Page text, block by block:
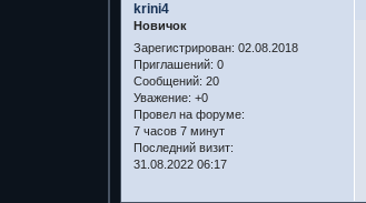
krini4
Новичок
Зарегистрирован: 02.08.2018
Приглашений: 0
Сообщений: 20
Уважение: +0
Провел на форуме:
7 часов 7 минут
Последний визит:
31.08.2022 06:17